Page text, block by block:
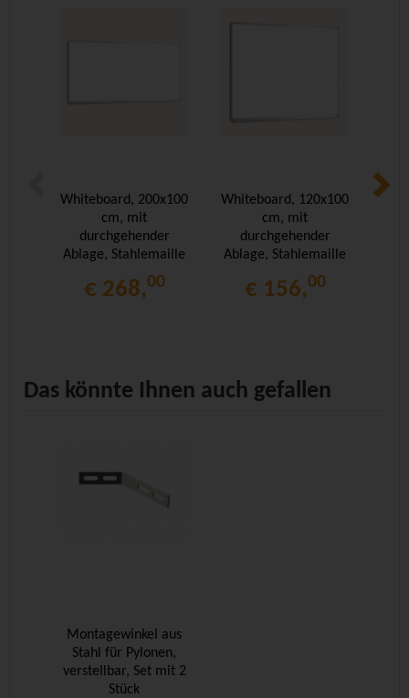
Whiteboard, 200x100
cm, mit
durchgehender
Ablage, Stahlemaille
€ 268,00
Whiteboard, 120x100
cm, mit
durchgehender
Ablage, Stahlemaille
€ 156,00
Das könnte Ihnen auch gefallen
Montagewinkel aus
Stahl für Pylonen,
verstellbar, Set mit 2
Stück